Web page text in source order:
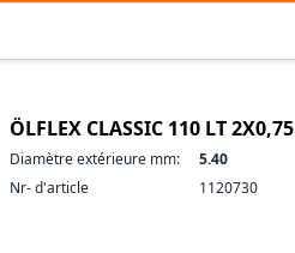
ÖLFLEX CLASSIC 110 LT 2X0,75
Diamètre extérieure mm:
5.40
Nr- d'article
1120730